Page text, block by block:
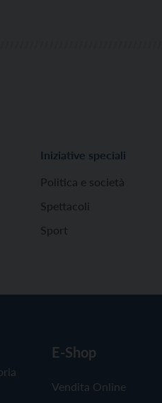
Iniziative speciali
Politica e società
Spettacoli
Sport
E-Shop
Vendita Online